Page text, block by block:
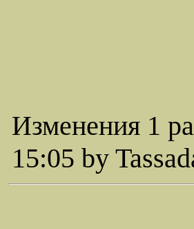
Изменения 1
15:05 by